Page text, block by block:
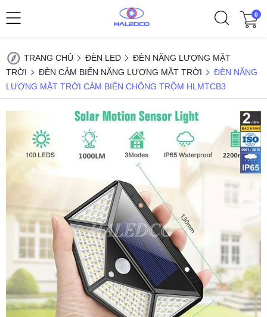
0
TRANG CHỦ ĐÈN LED
ĐÈN NĂNG LƯỢNG MẶT
TRỜI
ĐÈN CẢM BIẾN NĂNG LƯỢNG MẶT TRỜI
ĐÈN NĂNG
LƯỢNG MẶT TRỜI CẢM BIẾN CHỐNG TRỘM HLMTCB3